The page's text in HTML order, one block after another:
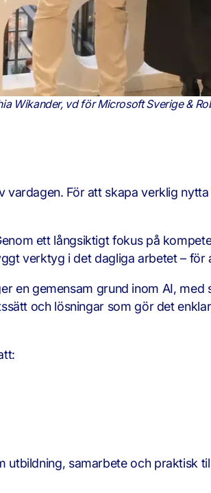
Wikander, vd för Microsoft Sverige &
vardagen. För att skapa verklig
ett långsiktigt fokus på
verktyg i det dagliga arbetet – för
en gemensam grund inom AI,
och lösningar som gör det
utbildning, samarbete och praktisk